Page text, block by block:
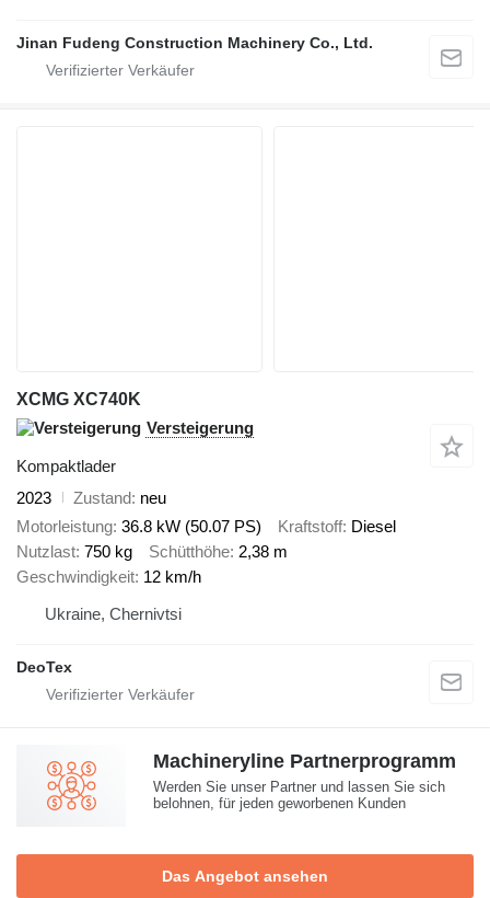
Jinan Fudeng Construction Machinery Co., Ltd.
XCMG XC740K
Versteigerung
Kompaktlader
2023
Zustand neu
Motorleistung 36.8 kW (50.07 PS) Kraftstoff Diesel
Nutzlast 750 kg Schütthöhe 2,38 m
Geschwindigkeit 12 km/h
Ukraine, Chernivtsi
DeoTex
Machineryline Partnerprogramm
Werden Sie unser Partner und lassen Sie sich
belohnen, für jeden geworbenen Kunden
Das Angebot ansehen